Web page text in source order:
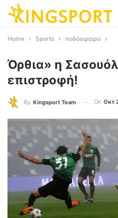
Home Sports ποδόσφαιρο
Όρθια» η
επιστροφή!
By Kingsport Team On Οκτ